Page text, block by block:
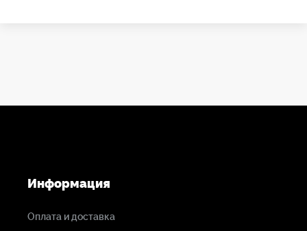
Информация
Оплата и доставка